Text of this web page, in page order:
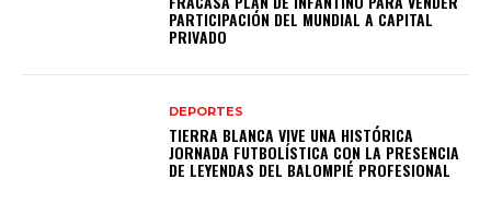
PARTICIPACIÓN DEL MUNDIAL A CAPITAL
PRIVADO
DEPORTES
TIERRA BLANCA VIVE UNA HISTÓRICA
JORNADA FUTBOLÍSTICA CON LA PRESENCIA
DE LEYENDAS DEL BALOMPIÉ PROFESIONAL